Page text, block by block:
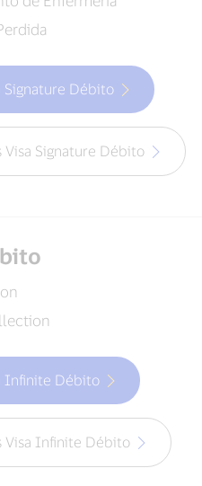
Signature Débito
Visa Signature Débito
Infinite Débito
Visa Infinite Débito